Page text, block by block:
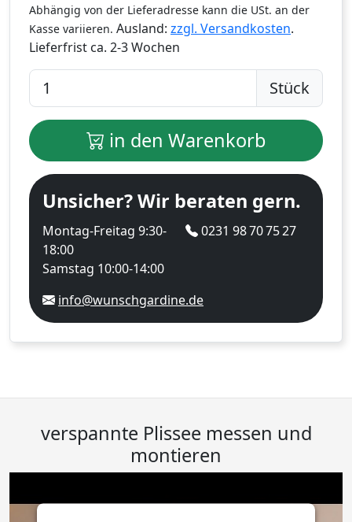
Abhängig von der Lieferadresse kann die USt. an der
Kasse variieren. Ausland: zzgl. Versandkosten.
Lieferfrist ca. 2-3 Wochen
Stück
in den Warenkorb
Unsicher? Wir beraten gern.
Montag-Freitag 9:30-
18:00
Samstag 10:00-14:00
0231 98 70 75 27
info@wunschgardine.de
verspannte Plissee messen und
montieren